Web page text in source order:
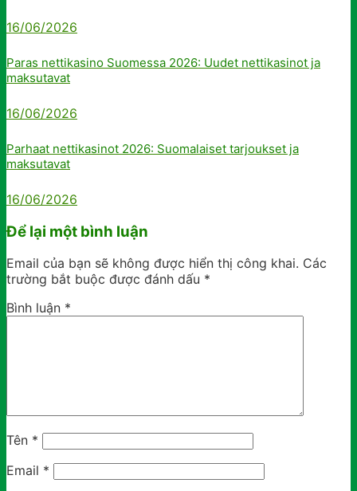
16/06/2026
Paras nettikasino Suomessa 2026: Uudet nettikasinot ja
maksutavat
16/06/2026
Parhaat nettikasinot 2026: Suomalaiset tarjoukset ja
maksutavat
16/06/2026
Để lại một bình luận
Email của bạn sẽ không được hiển thị công khai. Các
trường bắt buộc được đánh dấu *
Bình luận *
Tên *
Email *